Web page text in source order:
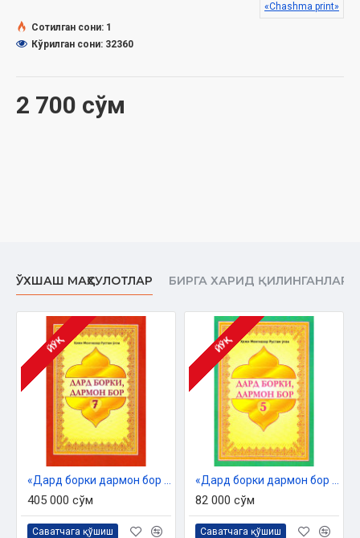
Ҳажми:
ISBN:
978-9943-350-35-9
2 700 сўм
«Chashma print»
Сотилган сони: 1
Кўрилган сони: 32360
ЎХШАШ МАҲСУЛОТЛАР БИРГА ХАРИД ҚИЛИНГАНЛАР
ЙЎҚ
405 000 сўм
Саватчага қўшиш
ЙЎҚ
82 000 сўм
Саватчага қўшиш